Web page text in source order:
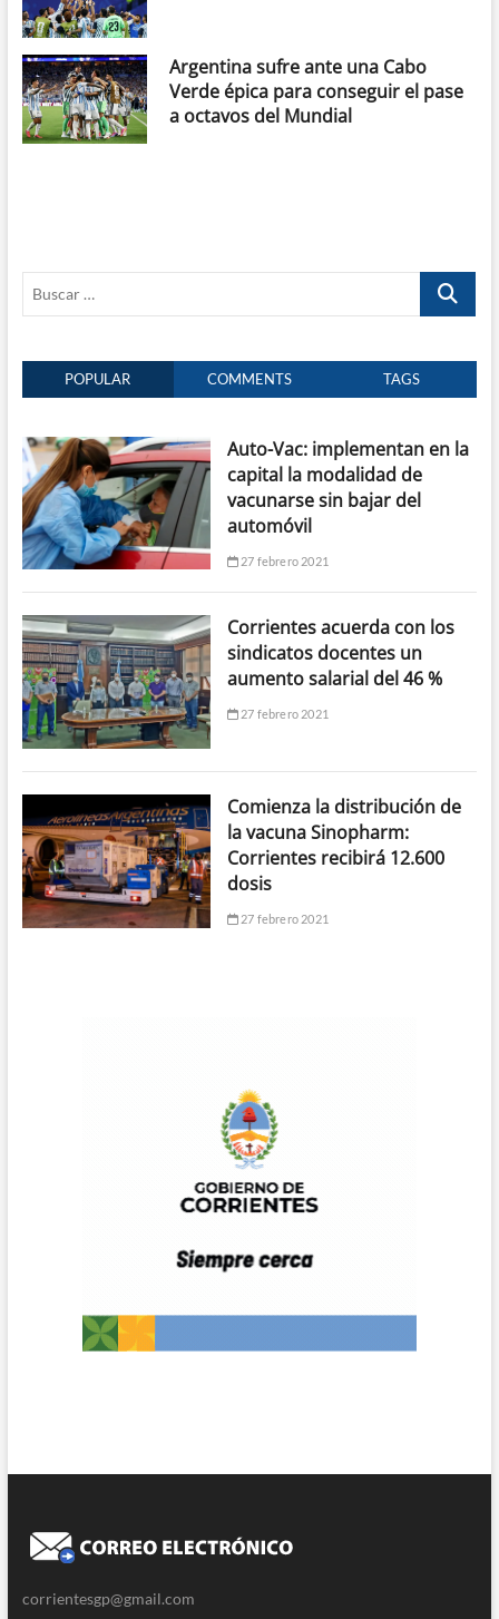
Argentina sufre ante una Cabo
Verde épica para conseguir el pase
a octavos del Mundial
Buscar
POPULAR COMMENTS TAGS
Auto-Vac: implementan en la
capital la modalidad de
vacunarse sin bajar del
automóvil
27 febrero 2021
Corrientes acuerda con los
sindicatos docentes un
aumento salarial del 46 %
27 febrero 2021
Comienza la distribución de
la vacuna Sinopharm:
Corrientes recibirá 12.600
dosis
27 febrero 2021
corrientesgp@gmail.com